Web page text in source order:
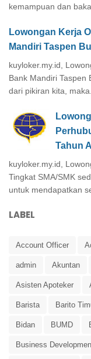
kemampuan dan
Lowongan Kerja
Mandiri Taspen
kuyloker.my.id,
Bank Mandiri Taspen
dari pikiran kita,
Tahun
kuyloker.my.id,
Tingkat SMA/SMK
untuk mendapatkan
LABEL
Account Officer
admin Akuntan
Asisten Apoteker
Barista Barito
Bidan BUMD
Business